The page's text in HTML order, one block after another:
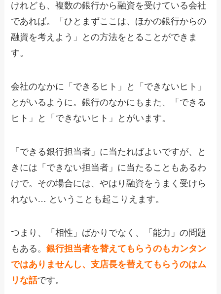
けれども、複数の銀行から融資を受けている会社
であれば。「ひとまずここは、ほかの銀行からの
融資を考えよう」との方法をとることができま
す。
会社のなかに「できるヒト」と「できないヒト」
とがいるように。銀行のなかにもまた、「できる
ヒト」と「できないヒト」とがいます。
「できる銀行担当者」に当たればよいですが、と
きには「できない担当者」に当たることもあるわ
けで。その場合には、やはり融資をうまく受けら
れない… ということも起こりえます。
つまり、「相性」ばかりでなく、「能力」の問題
もある。銀行担当者を替えてもらうのもカンタン
ではありませんし、支店長を替えてもらうのはム
リな話です。